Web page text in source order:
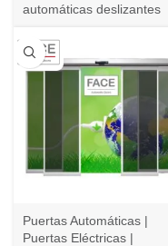
automáticas deslizantes
Puertas Automáticas |
Puertas Eléctricas |